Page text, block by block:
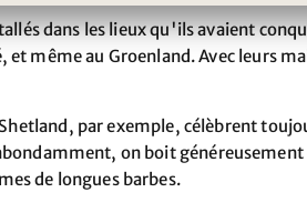
dans les lieux qu'ils avaient
même au Groenland. Avec leurs
par exemple, célèbrent
on boit
de longues barbes.